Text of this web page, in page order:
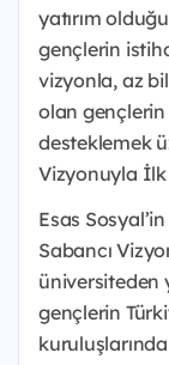
yatırım
gençlerin
vizyonla, az
olan
desteklemek
Vizyonuyla İlk
Esas
Sabancı
üniversiteden
gençlerin